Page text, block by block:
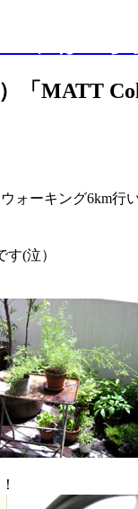
「MATT
ォーキング6km行い
(泣）